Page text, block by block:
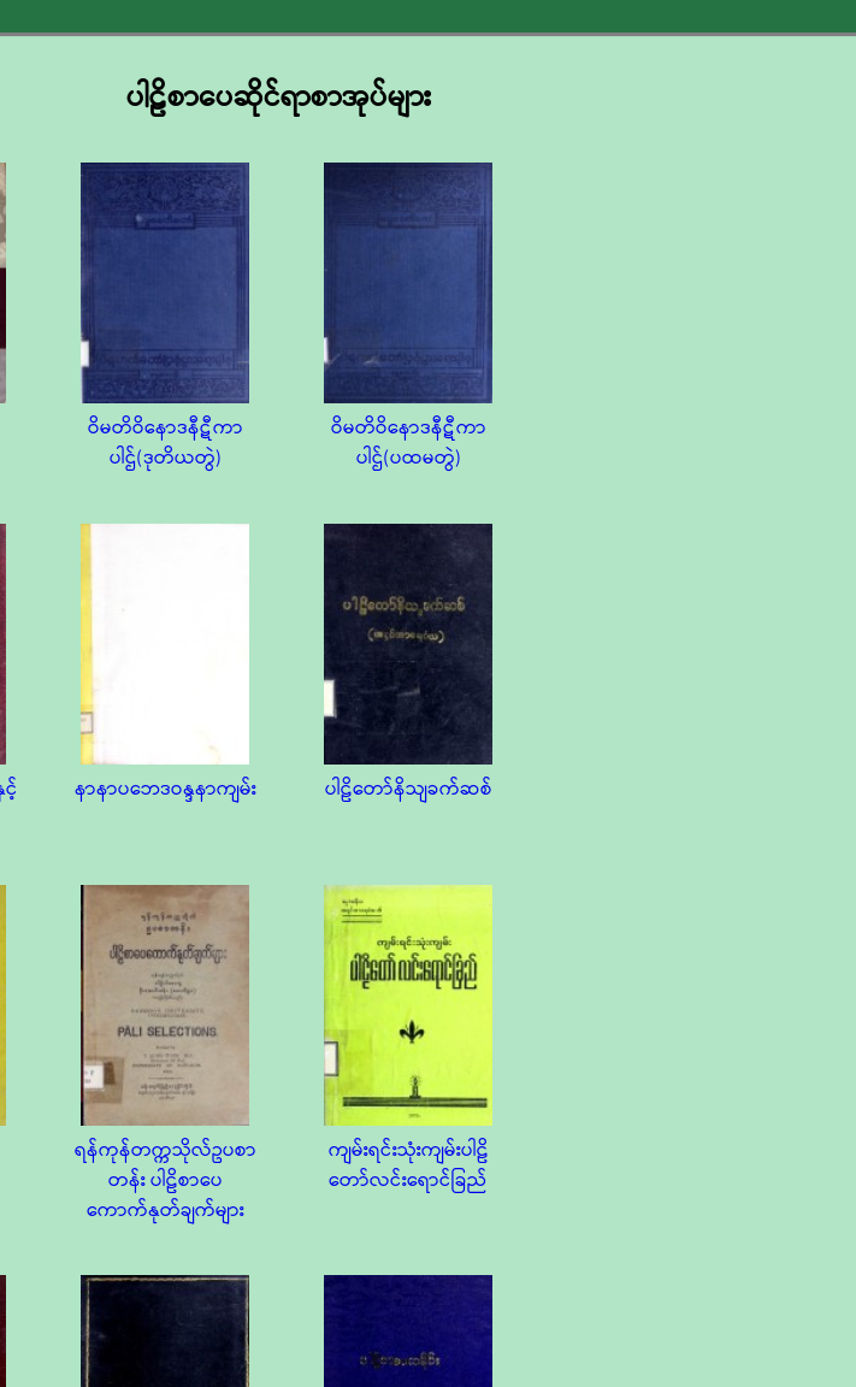
ပါဠိစာပေဆိုင်ရာစာအုပ်များ
ဝိမတိဝိနောဒနီဋီကာ
ပါဌ်(ဒုတိယတွဲ)
ဝိမတိဝိနောဒနီဋီကာ
ပါဌ်(ပထမတွဲ)
နာနာပဘေဒဝန္ဒနာကျမ်း ပါဠိတော်နိသျခက်ဆစ်
ရန်ကုန်တက္ကသိုလ်ဥပစာ
တန်း ပါဠိစာပေ
ကောက်နုတ်ချက်များ
ကျမ်းရင်းသုံးကျမ်းပါဠိ
တော်လင်းရောင်ခြည်